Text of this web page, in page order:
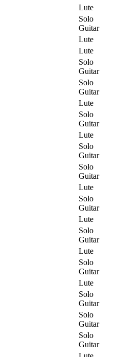
Lute
Solo
Guitar
Lute
Lute
Solo
Guitar
Solo
Guitar
Lute
Solo
Guitar
Lute
Solo
Guitar
Solo
Guitar
Lute
Solo
Guitar
Lute
Solo
Guitar
Lute
Solo
Guitar
Lute
Solo
Guitar
Solo
Guitar
Solo
Guitar